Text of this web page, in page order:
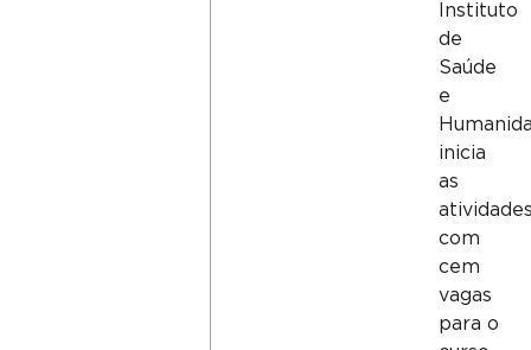
Instituto
de
Saúde
e
inicia
as
com
cem
vagas
para o